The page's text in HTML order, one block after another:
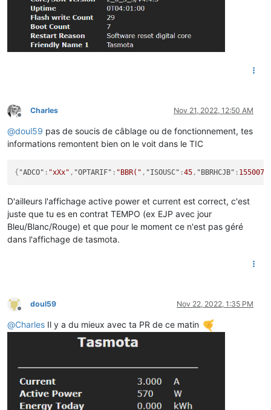
Offline
Charles Nov 21, 2022, 12:50 AM
@doul59 pas de soucis de câblage ou de fonctionnement, tes
informations remontent bien on le voit dans le TIC
{ "ADCO" : "xXx" , "OPTARIF" : "BBR(" , "ISOUSC" :45, "BBRHCJB" :
D'ailleurs l'affichage active power et current est correct, c'est
juste que tu es en contrat TEMPO (ex EJP avec jour
Bleu/Blanc/Rouge) et que pour le moment ce n'est pas géré
dans l'affichage de tasmota.
Offline
doul59 Nov 22, 2022, 1:35 PM
@Charles Il y a du mieux avec ta PR de ce matin